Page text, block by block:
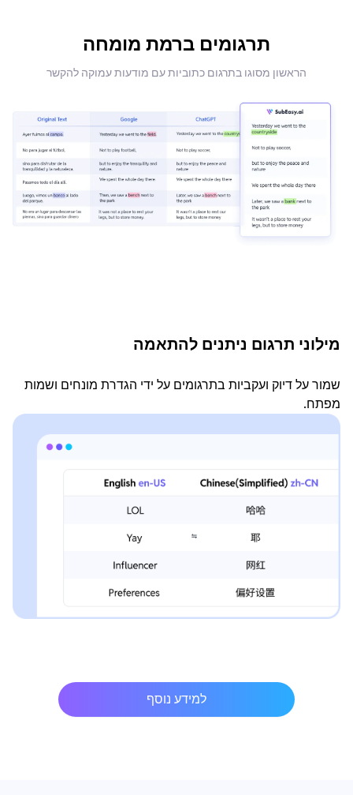
תרגומים ברמת מומחה
הראשון מסוגו בתרגום כתוביות עם מודעות עמוקה להקשר
מילוני תרגום ניתנים להתאמה
שמור על דיוק ועקביות בתרגומים על ידי הגדרת מונחים ושמות
מפתח.
למידע נוסף